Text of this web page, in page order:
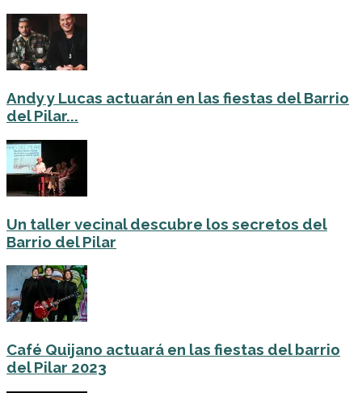
Andy y Lucas actuarán en las fiestas del Barrio
del Pilar...
Un taller vecinal descubre los secretos del
Barrio del Pilar
Café Quijano actuará en las fiestas del barrio
del Pilar 2023